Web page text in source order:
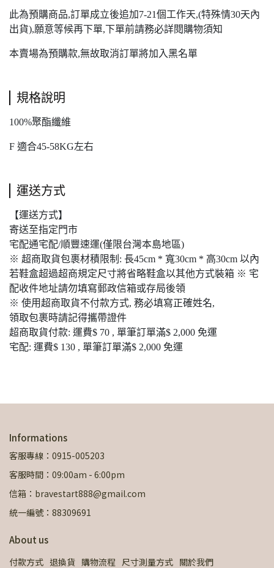
此為預購商品,訂單成立後追加7-21個工作天,(特殊情30天內
出貨),願意等候再下單,下單前請務必詳閱購物須知
本賣場為預購款,無故取消訂單將加入黑名單
規格說明
100%聚酯纖維
F 適合45-58KG左右
運送方式
【運送方式】
寄送至指定門市
宅配通宅配/順豐速運(僅限台灣本島地區)
※ 超商取貨包裹材積限制: 長45cm * 寬30cm * 高30cm 以內
若鞋盒超過超商規定尺寸將省略鞋盒以其他方式裝箱 ※ 宅
配收件地址請勿填寫郵政信箱或存局後領
※ 使用超商取貨不付款方式, 務必填寫正確姓名,
領取包裹時請記得攜帶證件
超商取貨付款: 運費$ 70 , 單筆訂單滿$ 2,000 免運
宅配: 運費$ 130 , 單筆訂單滿$ 2,000 免運
Informations
客服專線：0915-005203
客服時間：09:00am - 6:00pm
信箱：bravestart888@gmail.com
統一編號：88309691
About us
付款方式 退換貨 購物流程 尺寸測量方式 關於我們